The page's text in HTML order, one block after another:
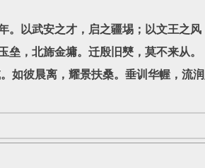
以武安之才，启之疆埸；以文王之风
，北旆金墉。迁殷旧僰，莫不来从。
彼晨离，耀景扶桑。垂训华幄，流